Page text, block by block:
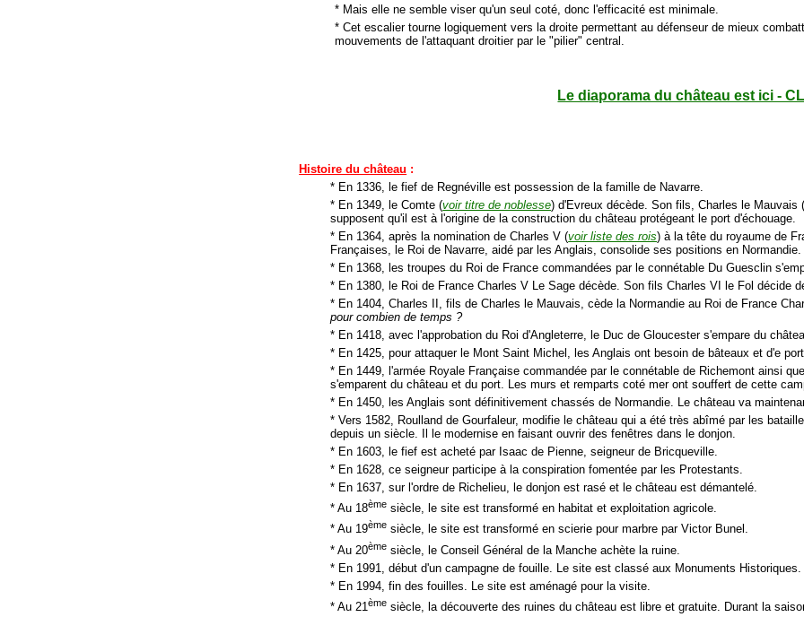
* Mais elle ne semble viser qu'un seul coté, donc l'efficacité est minimale.
* Cet escalier tourne logiquement vers la droite permettant au défenseur de mieux
mouvements de l'attaquant droitier par le "pilier" central.
Le diaporama du château est ici -
Histoire du château :
* En 1336, le fief de Regnéville est possession de la famille de Navarre.
* En 1349, le Comte (voir titre de noblesse) d'Evreux décède. Son fils, Charles le Mauvais
supposent qu'il est à l'origine de la construction du château protégeant le port d'échouage.
* En 1364, après la nomination de Charles V (voir liste des rois) à la tête du royaume de
Françaises, le Roi de Navarre, aidé par les Anglais, consolide ses positions en
* En 1368, les troupes du Roi de France commandées par le connétable Du Guesclin
* En 1380, le Roi de France Charles V Le Sage décède. Son fils Charles VI le Fol décide
* En 1404, Charles II, fils de Charles le Mauvais, cède la Normandie au Roi de France
pour combien de temps ?
* En 1418, avec l'approbation du Roi d'Angleterre, le Duc de Gloucester s'empare du
* En 1425, pour attaquer le Mont Saint Michel, les Anglais ont besoin de bâteaux et d'e
* En 1449, l'armée Royale Française commandée par le connétable de Richemont ainsi
s'emparent du château et du port. Les murs et remparts coté mer ont souffert de cette
* En 1450, les Anglais sont définitivement chassés de Normandie. Le château va
* Vers 1582, Roulland de Gourfaleur, modifie le château qui a été très abîmé par les
depuis un siècle. Il le modernise en faisant ouvrir des fenêtres dans le donjon.
* En 1603, le fief est acheté par Isaac de Pienne, seigneur de Bricqueville.
* En 1628, ce seigneur participe à la conspiration fomentée par les Protestants.
* En 1637, sur l'ordre de Richelieu, le donjon est rasé et le château est démantelé.
* Au 18ème siècle, le site est transformé en habitat et exploitation agricole.
* Au 19ème siècle, le site est transformé en scierie pour marbre par Victor Bunel.
* Au 20ème siècle, le Conseil Général de la Manche achète la ruine.
* En 1991, début d'un campagne de fouille. Le site est classé aux Monuments Historiques.
* En 1994, fin des fouilles. Le site est aménagé pour la visite.
* Au 21ème siècle, la découverte des ruines du château est libre et gratuite. Durant la